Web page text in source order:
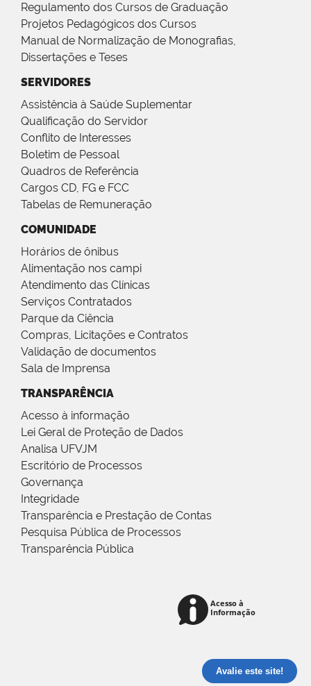
Regulamento dos Cursos de Graduação
Projetos Pedagógicos dos Cursos
Manual de Normalização de Monografias,
Dissertações e Teses
SERVIDORES
Assistência à Saúde Suplementar
Qualificação do Servidor
Conflito de Interesses
Boletim de Pessoal
Quadros de Referência
Cargos CD, FG e FCC
Tabelas de Remuneração
COMUNIDADE
Horários de ônibus
Alimentação nos campi
Atendimento das Clínicas
Serviços Contratados
Parque da Ciência
Compras, Licitações e Contratos
Validação de documentos
Sala de Imprensa
TRANSPARÊNCIA
Acesso à informação
Lei Geral de Proteção de Dados
Analisa UFVJM
Escritório de Processos
Governança
Integridade
Transparência e Prestação de Contas
Pesquisa Pública de Processos
Transparência Pública
Avalie este site!